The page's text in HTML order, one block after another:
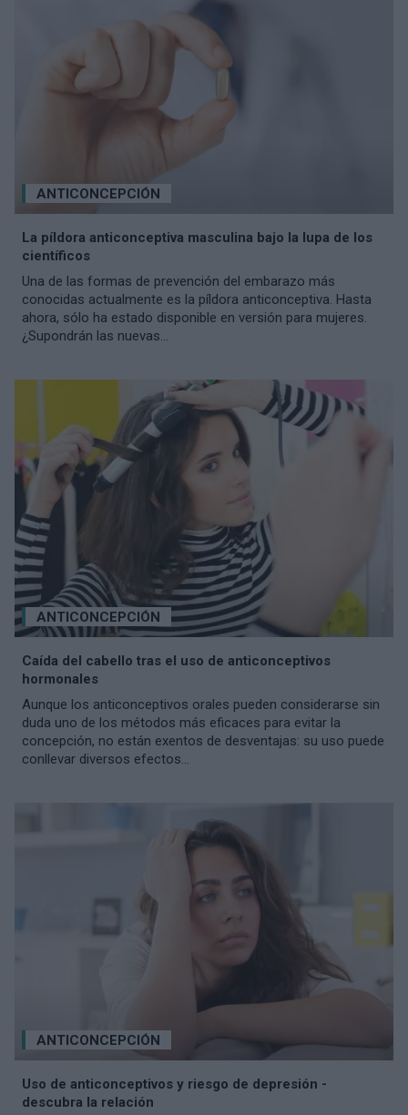
ANTICONCEPCIÓN
La píldora anticonceptiva masculina bajo la lupa de los
científicos
Una de las formas de prevención del embarazo más
conocidas actualmente es la píldora anticonceptiva. Hasta
ahora, sólo ha estado disponible en versión para mujeres.
¿Supondrán las nuevas...
ANTICONCEPCIÓN
Caída del cabello tras el uso de anticonceptivos
hormonales
Aunque los anticonceptivos orales pueden considerarse sin
duda uno de los métodos más eficaces para evitar la
concepción, no están exentos de desventajas: su uso puede
conllevar diversos efectos...
ANTICONCEPCIÓN
Uso de anticonceptivos y riesgo de depresión -
descubra la relación